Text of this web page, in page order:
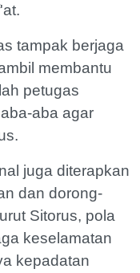
tampak berjaga
membantu
petugas
aba agar
juga diterapkan
dan dorong-
Sitorus, pola
keselamatan
kepadatan